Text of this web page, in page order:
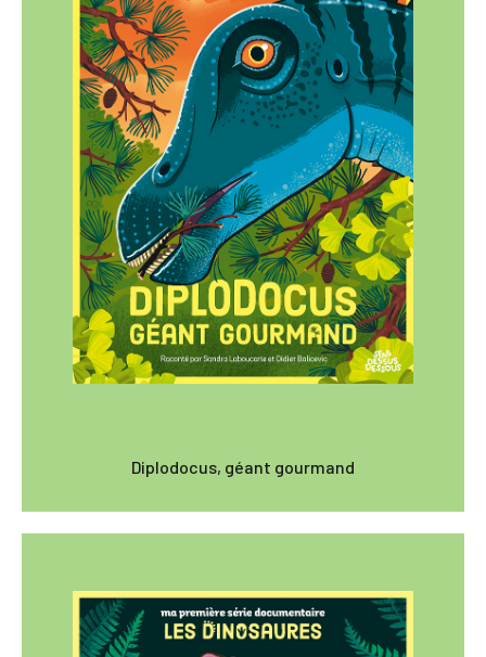
Diplodocus, géant gourmand